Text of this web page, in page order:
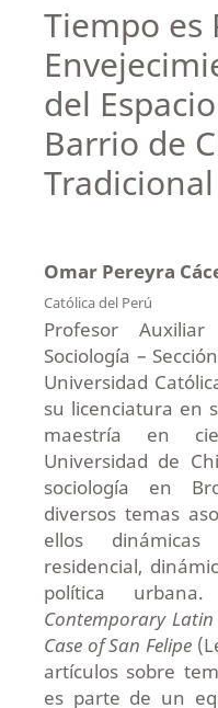
Tiempo es
del
Barrio de
Omar Pereyra
Católica del Perú
Profesor
Sociología –
Universidad
su licenciatura en
maestría en
Universidad de
sociología en
diversos temas
ellos dinámicas
residencial,
política
Contemporary Latin
Case of San Felipe
artículos sobre
es parte de un